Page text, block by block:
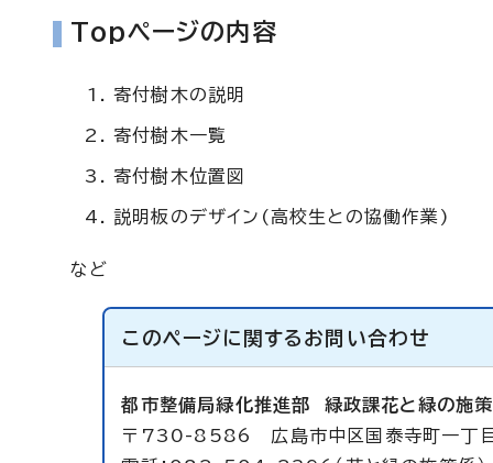
Topページの内容
寄付樹木の説明
寄付樹木一覧
寄付樹木位置図
説明板のデザイン(高校生との協働作業)
など
このページに関する お問い合わせ
都市整備局緑化推進部 緑政課花と緑の施
〒730-8586 広島市中区国泰寺町一丁